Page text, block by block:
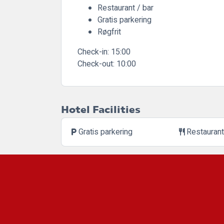
Restaurant / bar
Gratis parkering
Røgfrit
Check-in: 15:00
Check-out: 10:00
Hotel Facilities
local_parkingGratis parkering restaurantRestaurant